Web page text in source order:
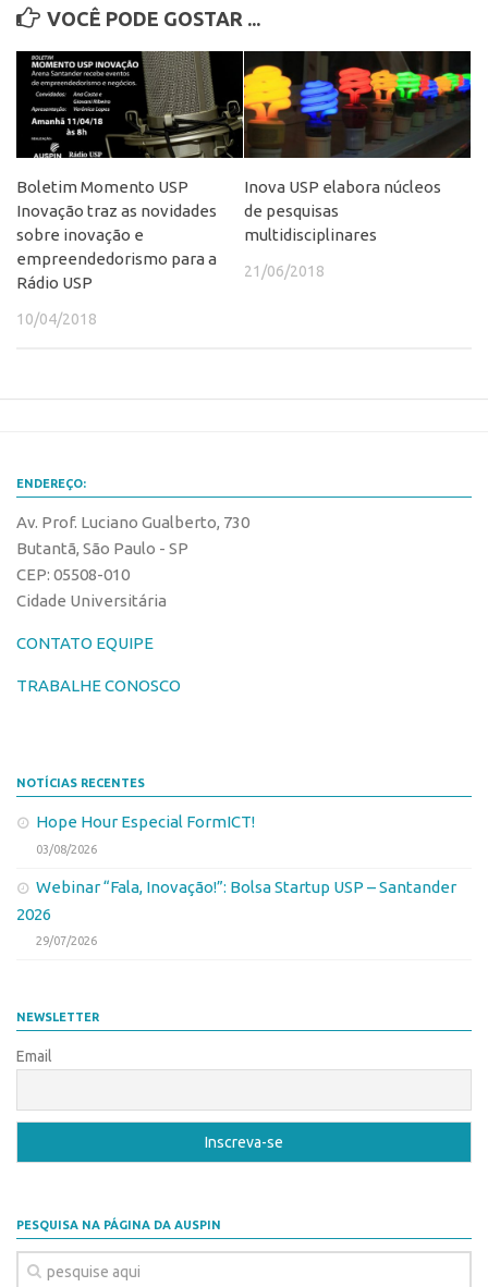
Convênios
Parcerias PD&I
PIPE/FAPESP
SPRINT
Exceções
Programas
Conexão USP
Empreendedorismo
Jornada Empreendedora
Bolsas
Bolsa Empreendedorismo
EMBRAPIIs
CEPIX
CPEs
Eventos
Bússola da Inovação
VOCÊ PODE GOSTAR ...
Boletim Momento USP
Inovação traz as novidades
sobre inovação e
empreendedorismo para a
Rádio USP
10/04/2018
Inova USP elabora núcleos
de pesquisas
multidisciplinares
21/06/2018
ENDEREÇO:
Av. Prof. Luciano Gualberto, 730
Butantã, São Paulo - SP
CEP: 05508-010
Cidade Universitária
CONTATO EQUIPE
TRABALHE CONOSCO
NOTÍCIAS RECENTES
Hope Hour Especial FormICT!
03/08/2026
Webinar “Fala, Inovação!”: Bolsa Startup USP – Santander
2026
29/07/2026
NEWSLETTER
Email
PESQUISA NA PÁGINA DA AUSPIN